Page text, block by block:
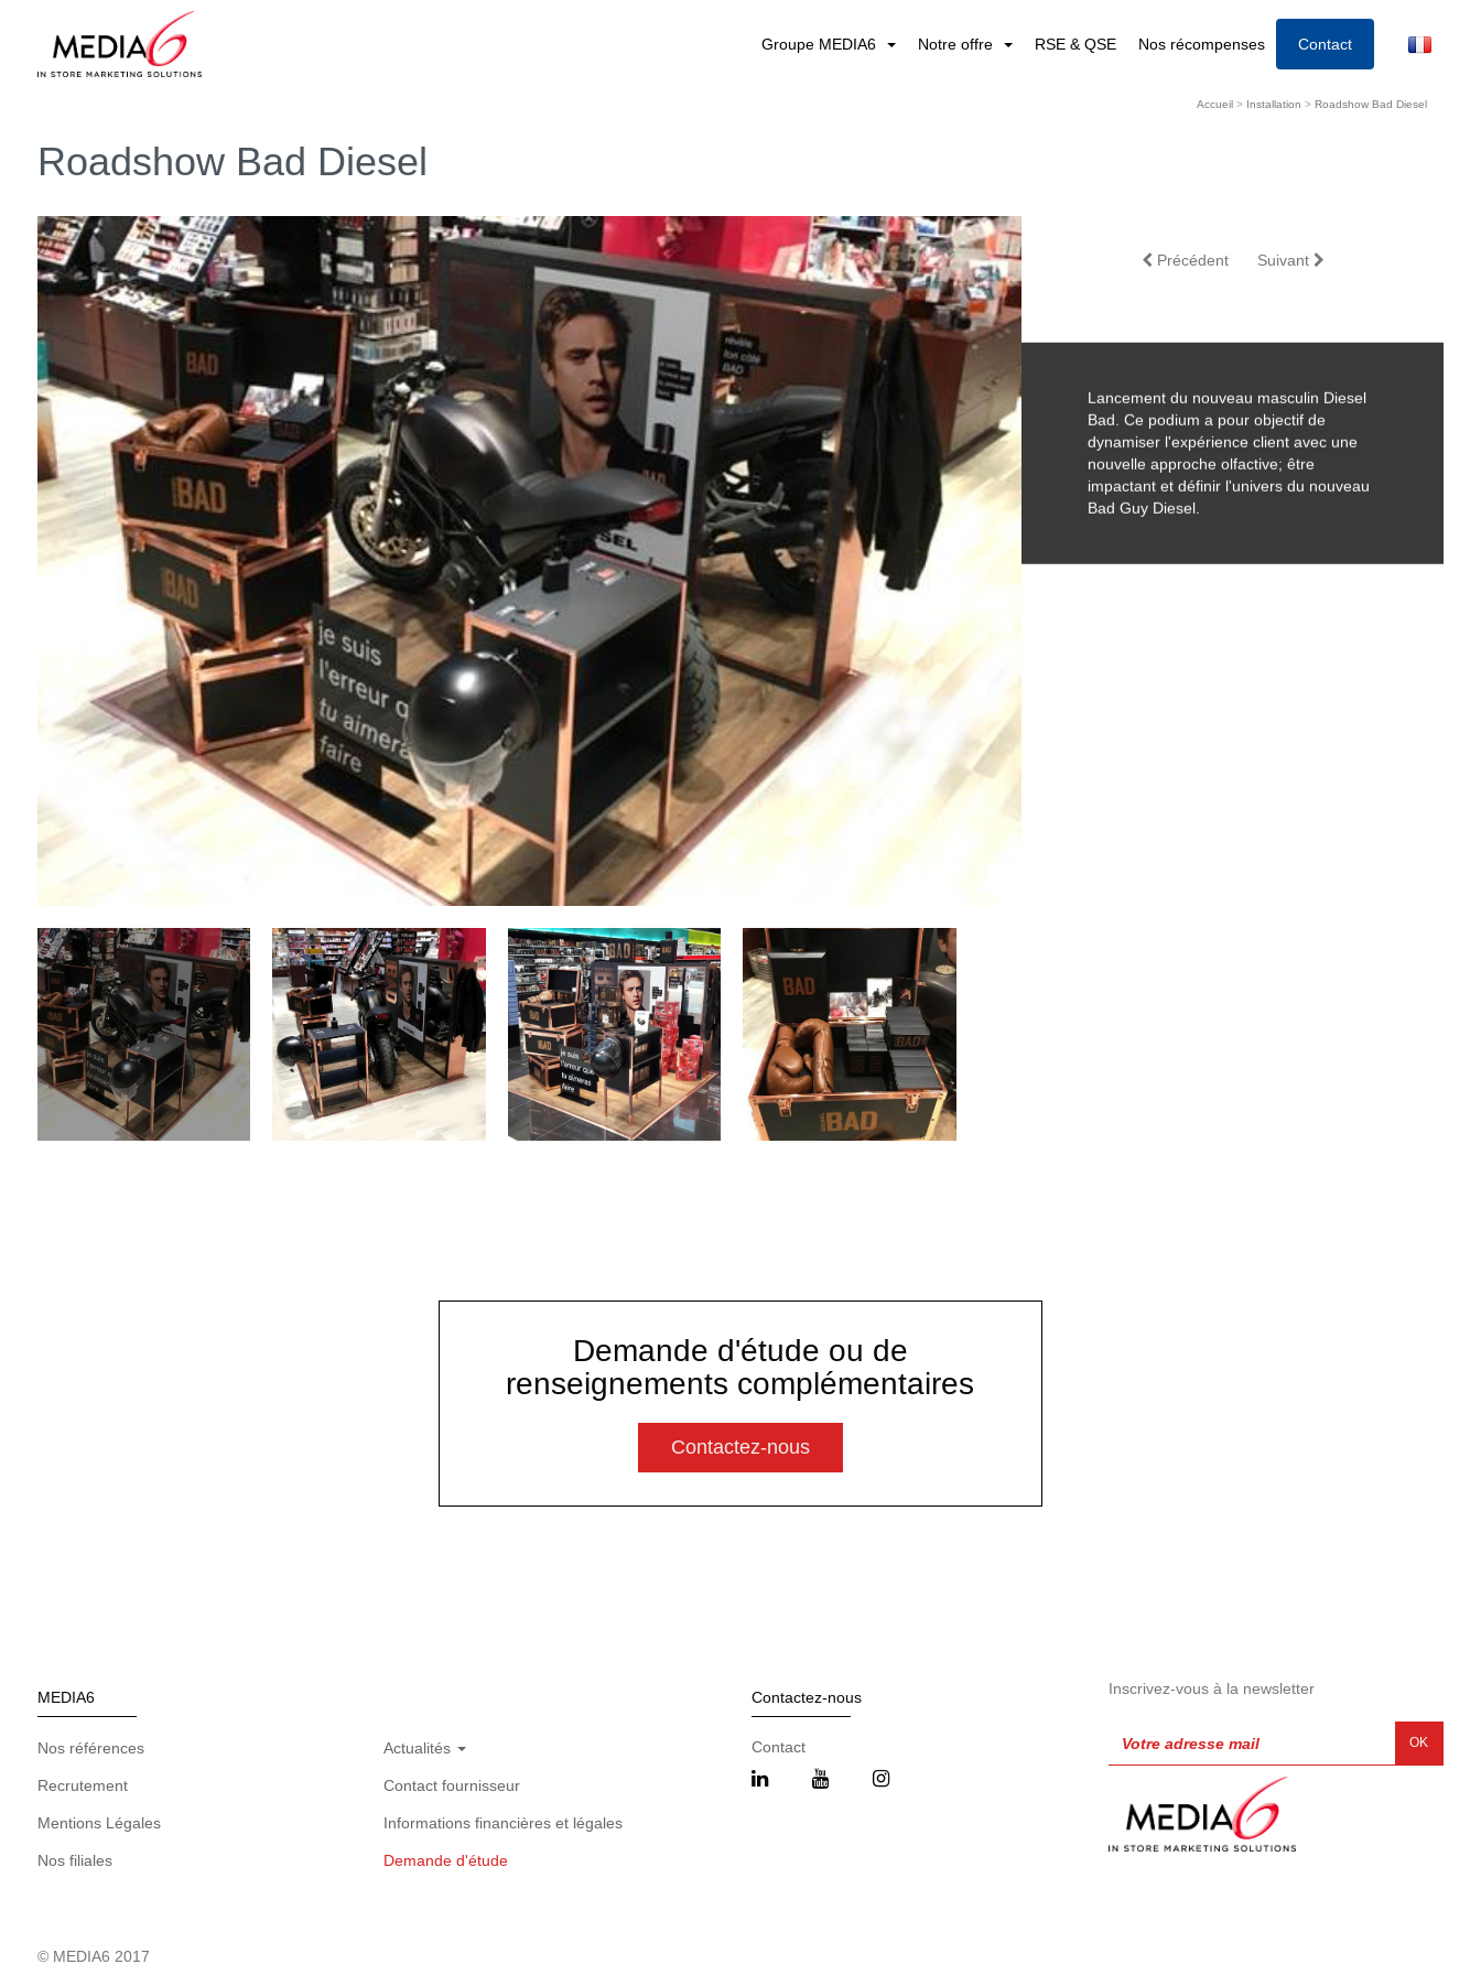
Groupe MEDIA6 Notre offre RSE & QSE Nos récompenses Contact
Accueil > Installation >Roadshow Bad Diesel
Roadshow Bad Diesel
Précédent Suivant
Lancement du nouveau masculin Diesel
Bad. Ce podium a pour objectif de
dynamiser l'expérience client avec une
nouvelle approche olfactive; être
impactant et définir l'univers du nouveau
Bad Guy Diesel.
Demande d'étude ou de
renseignements complémentaires
Contactez-nous
MEDIA6
Nos références Actualités
Recrutement Contact fournisseur
Mentions Légales Informations financières et légales
Nos filiales Demande d'étude
Contactez-nous
Contact
Inscrivez-vous à la newsletter
OK
© MEDIA6 2017